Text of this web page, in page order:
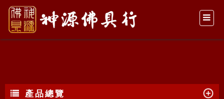
太子冠
產品總覽